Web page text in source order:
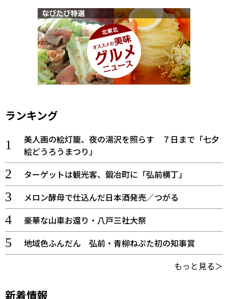
ランキング
美人画の絵灯籠、夜の湯沢を照らす ７日まで「七夕
絵どうろうまつり」
ターゲットは観光客、鍛冶町に「弘前横丁」
メロン酵母で仕込んだ日本酒発売／つがる
豪華な山車お還り・八戸三社大祭
地域色ふんだん 弘前・青柳ねぷた初の知事賞
もっと見る＞
新着情報